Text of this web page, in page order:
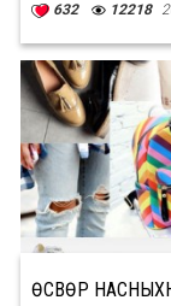
632 12218
ӨСВӨР